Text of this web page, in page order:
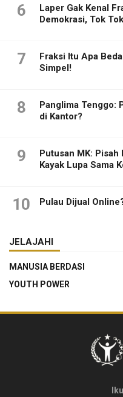
6
Laper Gak Kenal
Demokrasi, Tok
7
Fraksi Itu Apa
Simpel!
8
Panglima Tenggo:
di Kantor?
9
Putusan MK:
Kayak Lupa Sama
10 Pulau Dijual
JELAJAHI
MANUSIA BERDASI
YOUTH POWER